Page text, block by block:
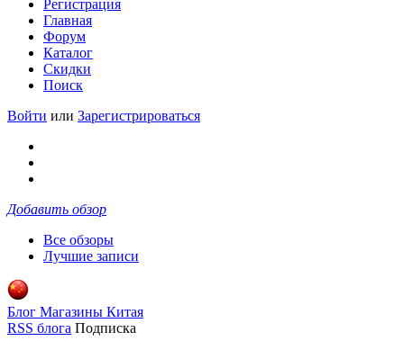
Регистрация
Главная
Форум
Каталог
Скидки
Поиск
Войти или Зарегистрироваться
Добавить обзор
Все обзоры
Лучшие записи
Блог Магазины Китая
RSS блога Подписка